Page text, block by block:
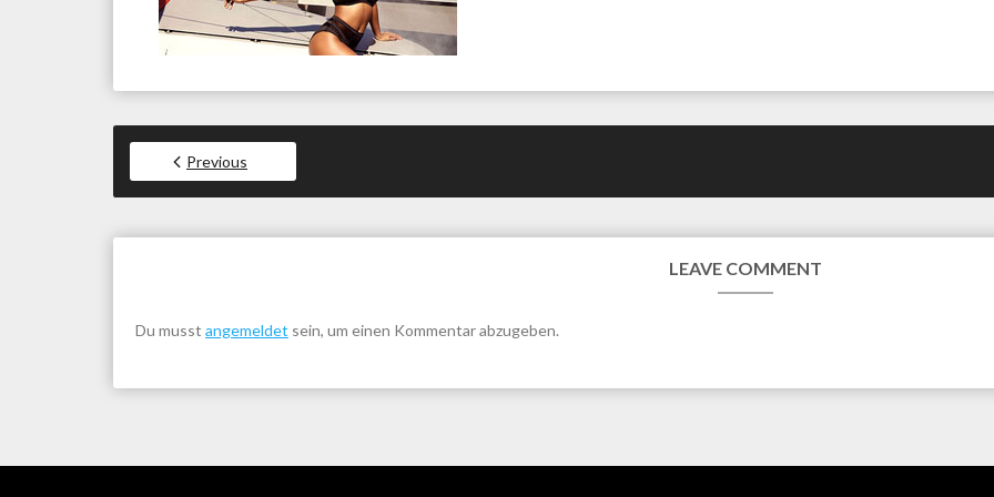
Previous
LEAVE COMMENT
Du musst angemeldet sein, um einen Kommentar abzugeben.